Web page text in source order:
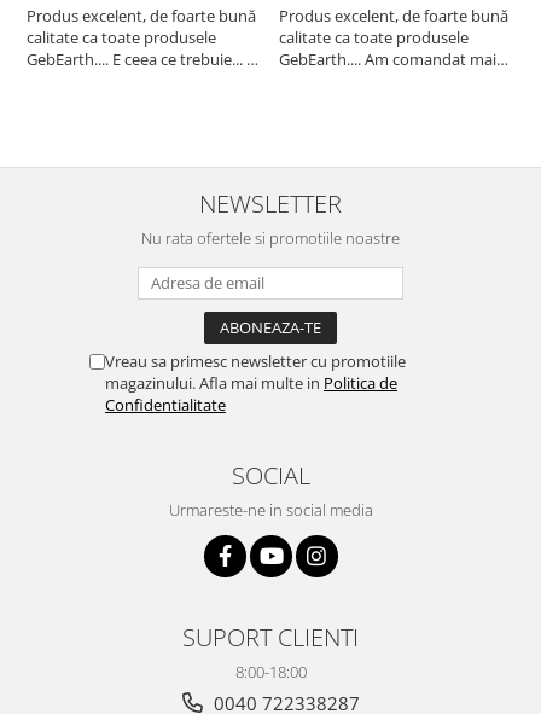
Produs excelent, de foarte bună
calitate ca toate produsele
GebEarth.... E ceea ce trebuie... În
am primit și cadou bomboan...
Produs excelent, de foarte bună
calitate ca toate produsele
GebEarth.... Am comandat mai
NEWSLETTER
Nu rata ofertele si promotiile noastre
Vreau sa primesc newsletter cu promotiile
magazinului. Afla mai multe in Politica de
Confidentialitate
SOCIAL
Urmareste-ne in social media
SUPORT CLIENTI
8:00-18:00
0040 722338287